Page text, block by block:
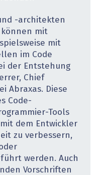
-architekten
können mit
mit
im Code
der Entstehung
Chief
Abraxas. Diese
Code-
Tools
dem Entwickler
zu verbessern,
werden. Auch
Vorschriften